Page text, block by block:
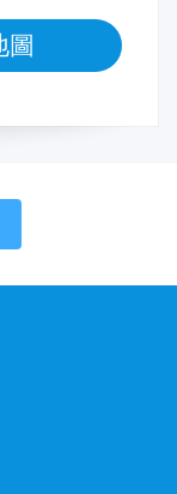
圖